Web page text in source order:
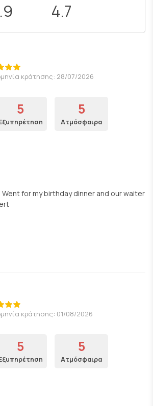
4.7
κράτησης: 28/07/2026
5 5
Ατμόσφαιρα
for my birthday dinner and our waiter
κράτησης: 01/08/2026
5 5
Ατμόσφαιρα